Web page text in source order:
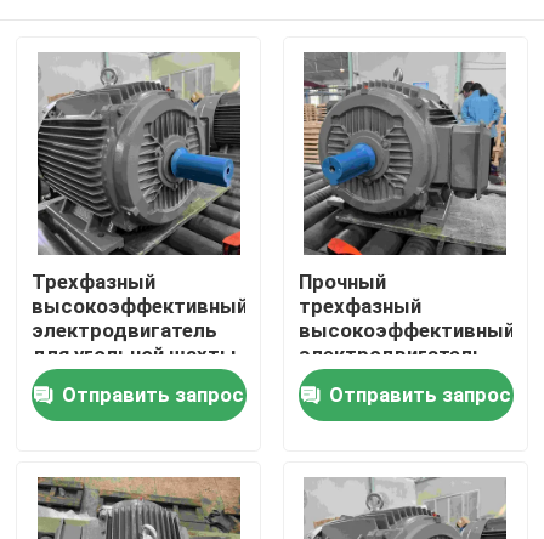
Дом
Трехфазный
высокоэффективный
электродвигатель
для угольной шахты
Отправить запрос
Прочный
трехфазный
высокоэффективный
электродвигатель
для областей с
пылью с ГОСТом
Отправить запрос